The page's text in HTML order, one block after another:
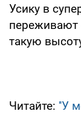
Усику в
переживают
такую
Читайте: ''У